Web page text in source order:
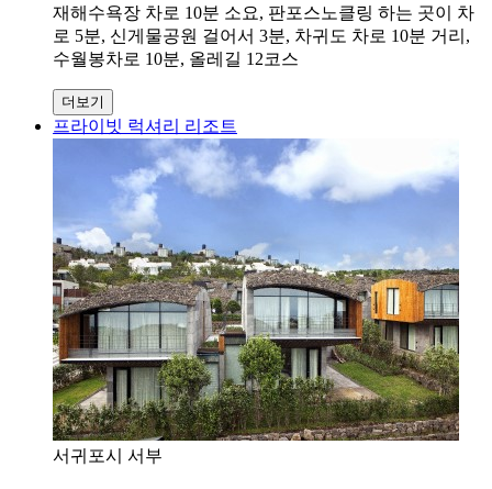
재해수욕장 차로 10분 소요, 판포스노클링 하는 곳이 차
로 5분, 신게물공원 걸어서 3분, 차귀도 차로 10분 거리,
수월봉차로 10분, 올레길 12코스
더보기
프라이빗 럭셔리 리조트
서귀포시 서부